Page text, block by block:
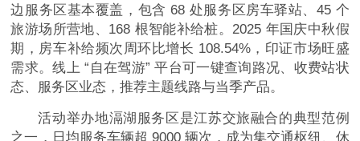
边服务区基本覆盖，包含 68 处服务区房车驿站、45 个
旅游场所营地、168 根智能补给桩。2025 年国庆中秋假
期，房车补给频次周环比增长 108.54%，印证市场旺盛
需求。线上 “自在驾游” 平台可一键查询路况、收费站状
态、服务区业态，推荐主题线路与当季产品。
活动举办地滆湖服务区是江苏交旅融合的典型范例
之一，日均服务车辆超 9000 辆次，成为集交通枢纽、休